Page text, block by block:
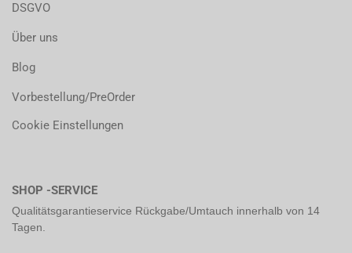
DSGVO
Über uns
Blog
Vorbestellung/PreOrder
Cookie Einstellungen
SHOP -SERVICE
Qualitätsgarantieservice Rückgabe/Umtauch innerhalb von 14
Tagen.